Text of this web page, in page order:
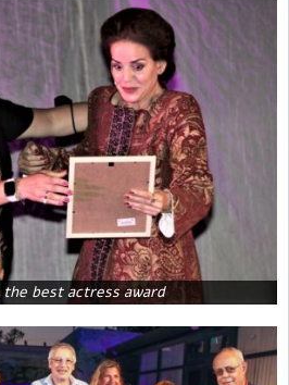
best actress award